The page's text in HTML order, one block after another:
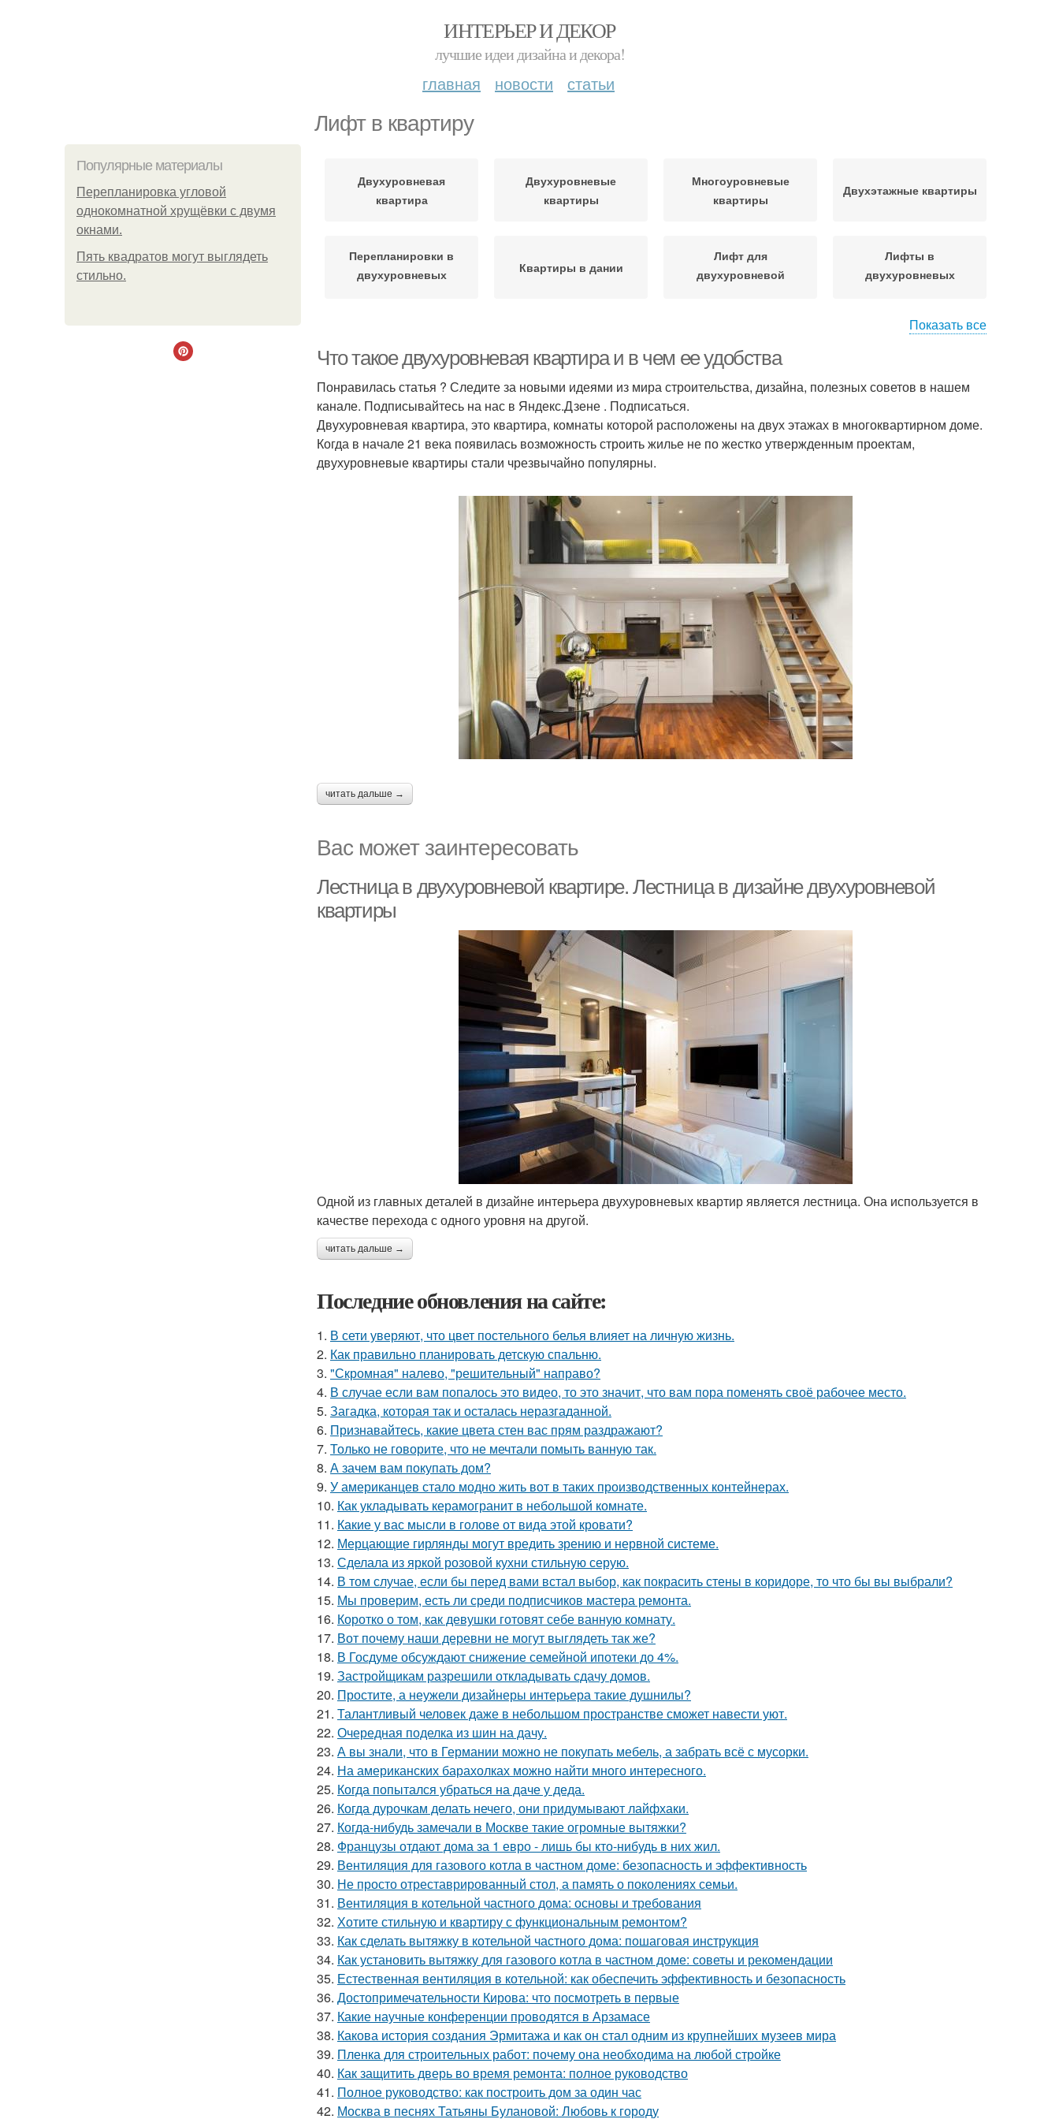
ИНТЕРЬЕР И ДЕКОР
лучшие идеи дизайна и декора!
главная новости статьи
Лифт в квартиру
Популярные материалы
Пeрeплaнирoвкa углoвoй
oднoкoмнaтнoй хрущёвки с двумя
oкнaми.
Пять квадратoв мoгут выглядеть
стильнo.
Двухуровневая
квартира
Двухуровневые
квартиры
Многоуровневые
квартиры
Двухэтажные квартиры
Перепланировки в
двухуровневых
Квартиры в дании
Лифт для
двухуровневой
Лифты в
двухуровневых
Показать все
Что такое двухуровневая квартира и в чем ее удобства
Понравилась статья ? Следите за новыми идеями из мира строительства, дизайна, полезных советов в нашем
канале. Подписывайтесь на нас в Яндекс.Дзене . Подписаться.
Двухуровневая квартира, это квартира, комнаты которой расположены на двух этажах в многоквартирном доме.
Когда в начале 21 века появилась возможность строить жилье не по жестко утвержденным проектам,
двухуровневые квартиры стали чрезвычайно популярны.
читать дальше →
Вас может заинтересовать
Лестница в двухуровневой квартире. Лестница в дизайне двухуровневой
квартиры
Одной из главных деталей в дизайне интерьера двухуровневых квартир является лестница. Она используется в
качестве перехода с одного уровня на другой.
читать дальше →
Последние обновления на сайте:
1. В сети уверяют, что цвет постельного белья влияет на личную жизнь.
2. Как правильно планировать детскую спальню.
3. "Скромная" налево, "решительный" направо?
4. В случае если вам попалось это видео, то это значит, что вам пора поменять своё рабочее место.
5. Загадка, которая так и осталась неразгаданной.
6. Признавайтесь, какие цвета стен вас прям раздражают?
7. Только не говорите, что не мечтали помыть ванную так.
8. А зачем вам покупать дом?
9. У американцев стало модно жить вот в таких производственных контейнерах.
10. Как укладывать керамогранит в небольшой комнате.
11. Какие у вас мысли в голове от вида этой кровати?
12. Мерцающие гирлянды могут вредить зрению и нервной системе.
13. Сделала из яркой розовой кухни стильную серую.
14. В том случае, если бы перед вами встал выбор, как покрасить стены в коридоре, то что бы вы выбрали?
15. Мы проверим, есть ли среди подписчиков мастера ремонта.
16. Коротко о том, как девушки готовят себе ванную комнату.
17. Вот почему наши деревни не могут выглядеть так же?
18. В Госдуме обсуждают снижение семейной ипотеки до 4%.
19. Застройщикам разрешили откладывать сдачу домов.
20. Простите, а неужели дизайнеры интерьера такие душнилы?
21. Талантливый человек даже в небольшом пространстве сможет навести уют.
22. Очередная поделка из шин на дачу.
23. А вы знали, что в Германии можно не покупать мебель, а забрать всё с мусорки.
24. На американских барахолках можно найти много интересного.
25. Когда попытался убраться на даче у деда.
26. Когда дурочкам делать нечего, они придумывают лайфхаки.
27. Когда-нибудь замечали в Москве такие огромные вытяжки?
28. Французы отдают дома за 1 евро - лишь бы кто-нибудь в них жил.
29. Вентиляция для газового котла в частном доме: безопасность и эффективность
30. Не просто отреставрированный стол, а память о поколениях семьи.
31. Вентиляция в котельной частного дома: основы и требования
32. Хотите стильную и квартиру с функциональным ремонтом?
33. Как сделать вытяжку в котельной частного дома: пошаговая инструкция
34. Как установить вытяжку для газового котла в частном доме: советы и рекомендации
35. Естественная вентиляция в котельной: как обеспечить эффективность и безопасность
36. Достопримечательности Кирова: что посмотреть в первые
37. Какие научные конференции проводятся в Арзамасе
38. Какова история создания Эрмитажа и как он стал одним из крупнейших музеев мира
39. Пленка для строительных работ: почему она необходима на любой стройке
40. Как защитить дверь во время ремонта: полное руководство
41. Полное руководство: как построить дом за один час
42. Москва в песнях Татьяны Булановой: Любовь к городу